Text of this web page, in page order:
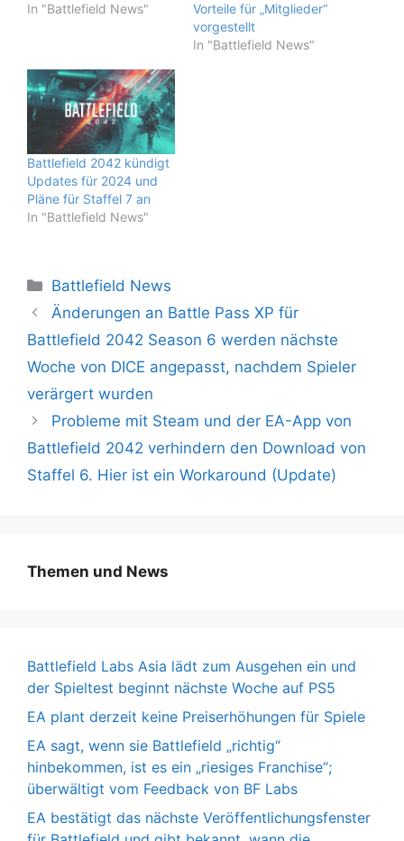
In "Battlefield News"
Vorteile für „Mitglieder“
vorgestellt
In "Battlefield News"
Battlefield 2042 kündigt
Updates für 2024 und
Pläne für Staffel 7 an
In "Battlefield News"
Kategorien
Battlefield News
Änderungen an Battle Pass XP für
Battlefield 2042 Season 6 werden nächste
Woche von DICE angepasst, nachdem Spieler
verärgert wurden
Probleme mit Steam und der EA-App von
Battlefield 2042 verhindern den Download von
Staffel 6. Hier ist ein Workaround (Update)
Themen und News
Battlefield Labs Asia lädt zum Ausgehen ein und
der Spieltest beginnt nächste Woche auf PS5
EA plant derzeit keine Preiserhöhungen für Spiele
EA sagt, wenn sie Battlefield „richtig“
hinbekommen, ist es ein „riesiges Franchise“;
überwältigt vom Feedback von BF Labs
EA bestätigt das nächste Veröffentlichungsfenster